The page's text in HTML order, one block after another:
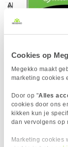
Cookies op
Megekko maakt
marketing cookies
Door op "Alles
cookies door ons
kikken kun je
dan vervolgens op
Marketing cookies
AWG maat
Kleur Product
Verkrijgbaar sinds
Vendorcode
Garantie
ALGEMEEN
Eigenschap
Aderdoorsnede
Bandbreedte
Categorie
Connector A
Connector B
Connector type
Contactoppervlakte
Kabel lengte
laatste 90
191,